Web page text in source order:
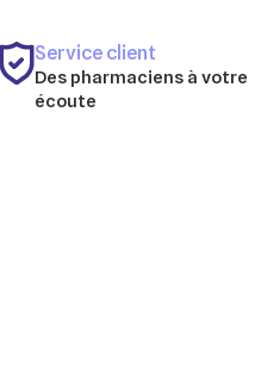
Service client
Des pharmaciens à votre
écoute